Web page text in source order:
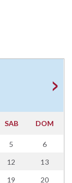
SAB DOM
5 6
12 13
19 20